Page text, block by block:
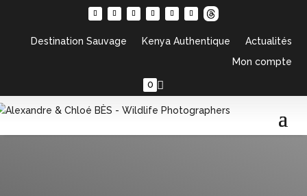
Destination Sauvage Kenya Authentique
Actualités
Mon compte
0